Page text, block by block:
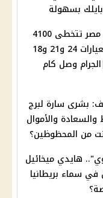
بسهولة
أسعار الذهب اليوم في مصر تتخطى 4100
جنيه: ارتفاعات جديدة لعيارات 24 و21 و18
وصل كام
بشرى سارة لبرج
والأموال
من المحظوظين؟
هايدي ميخائيل
في سماء بريطانيا